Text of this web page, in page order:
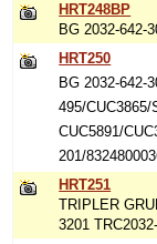
HRT248BP
BG 2032-642-
HRT250
BG 2032-642-
495/CUC3865/
CUC5891/
201/
HRT251
TRIPLER
3201